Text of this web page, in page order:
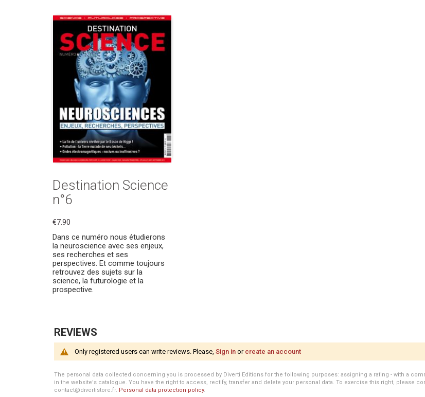
Destination Science
n°6
€7.90
Dans ce numéro nous étudierons
la neuroscience avec ses enjeux,
ses recherches et ses
perspectives. Et comme toujours
retrouvez des sujets sur la
science, la futurologie et la
prospective.
REVIEWS
Only registered users can write reviews. Please, Sign in or create an account
The personal data collected concerning you is processed by Diverti Editions for the following purposes: assigning a rating - with a
in the website's catalogue. You have the right to access, rectify, transfer and delete your personal data. To exercise this right, please
contact@divertistore.fr. Personal data protection policy.